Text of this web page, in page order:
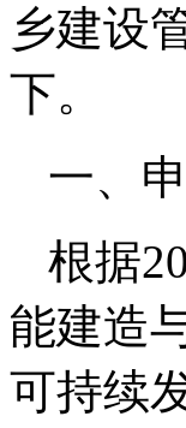
乡建设
下。
一、
根据
能建造
可持续